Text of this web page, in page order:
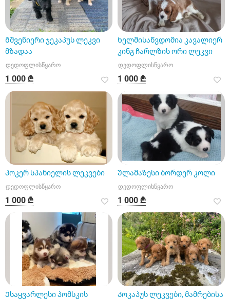
Მშვენიერი ჯეკაპუს ლეკვი
მზადაა
დედოფლისწყარო
1 000 ₾
Ხელმისაწვდომია კავალიერ
კინგ ჩარლზის ორი ლეკვი
დედოფლისწყარო
1 000 ₾
Კოკერ სპანიელის ლეკვები
დედოფლისწყარო
1 000 ₾
Ულამაზესი ბორდერ კოლი
დედოფლისწყარო
1 000 ₾
Უსაყვარლესი პომსკის
Კოკაპუს ლეკვები, მამრებისა